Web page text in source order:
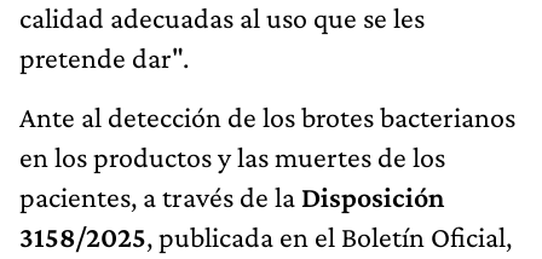
calidad adecuadas al uso que se les
pretende dar".
Ante al detección de los brotes bacterianos
en los productos y las muertes de los
pacientes, a través de la Disposición
3158/2025, publicada en el Boletín Oficial,